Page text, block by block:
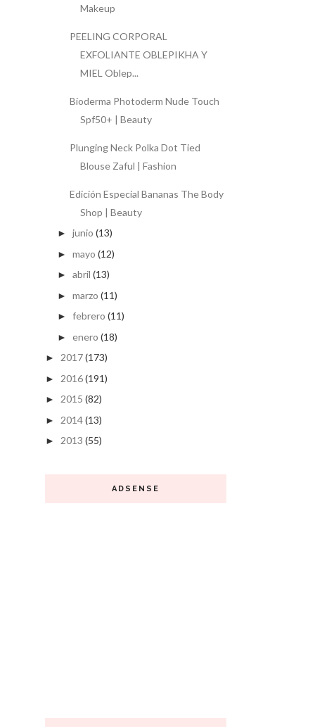
Makeup
PEELING CORPORAL
EXFOLIANTE OBLEPIKHA Y
MIEL Oblep...
Bioderma Photoderm Nude Touch
Spf50+ | Beauty
Plunging Neck Polka Dot Tied
Blouse Zaful | Fashion
Edición Especial Bananas The Body
Shop | Beauty
► junio (13)
► mayo (12)
► abril (13)
► marzo (11)
► febrero (11)
► enero (18)
► 2017(173)
► 2016(191)
► 2015 (82)
► 2014(13)
► 2013 (55)
ADSENSE